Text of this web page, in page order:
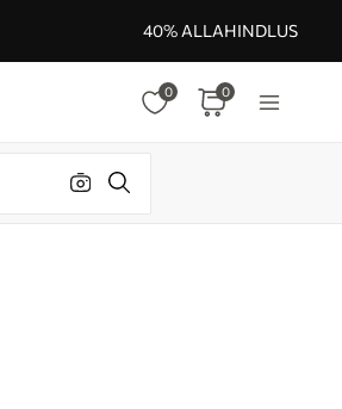
40% ALLAHINDLUS
0 0